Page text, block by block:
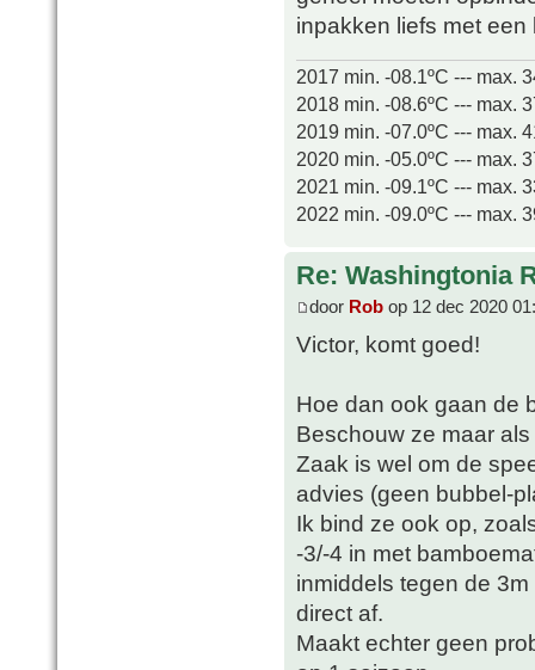
inpakken liefs met
2017 min. -08.1ºC --- max.
2018 min. -08.6ºC --- max.
2019 min. -07.0ºC --- max.
2020 min. -05.0ºC --- max.
2021 min. -09.1ºC --- max.
2022 min. -09.0ºC --- max.
Re: Washingtonia
door Rob op 12 dec 2020
Victor, komt goed!
Hoe dan ook gaan de
Beschouw ze maar
Zaak is wel om de
advies (geen bubbel-
Ik bind ze ook op,
-3/-4 in met
inmiddels tegen de
direct af.
Maakt echter geen